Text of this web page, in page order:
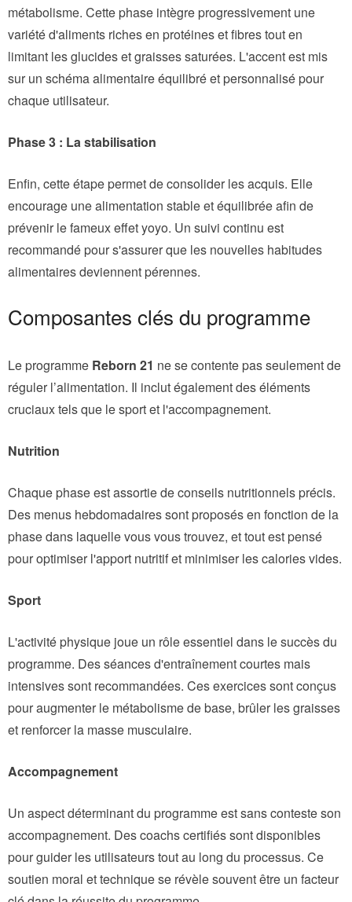
métabolisme. Cette phase intègre progressivement une
variété d'aliments riches en protéines et fibres tout en
limitant les glucides et graisses saturées. L'accent est mis
sur un schéma alimentaire équilibré et personnalisé pour
chaque utilisateur.
Phase 3 : La stabilisation
Enfin, cette étape permet de consolider les acquis. Elle
encourage une alimentation stable et équilibrée afin de
prévenir le fameux effet yoyo. Un suivi continu est
recommandé pour s'assurer que les nouvelles habitudes
alimentaires deviennent pérennes.
Composantes clés du programme
Le programme Reborn 21 ne se contente pas seulement de
réguler l’alimentation. Il inclut également des éléments
cruciaux tels que le sport et l'accompagnement.
Nutrition
Chaque phase est assortie de conseils nutritionnels précis.
Des menus hebdomadaires sont proposés en fonction de la
phase dans laquelle vous vous trouvez, et tout est pensé
pour optimiser l'apport nutritif et minimiser les calories vides.
Sport
L'activité physique joue un rôle essentiel dans le succès du
programme. Des séances d'entraînement courtes mais
intensives sont recommandées. Ces exercices sont conçus
pour augmenter le métabolisme de base, brûler les graisses
et renforcer la masse musculaire.
Accompagnement
Un aspect déterminant du programme est sans conteste son
accompagnement. Des coachs certifiés sont disponibles
pour guider les utilisateurs tout au long du processus. Ce
soutien moral et technique se révèle souvent être un facteur